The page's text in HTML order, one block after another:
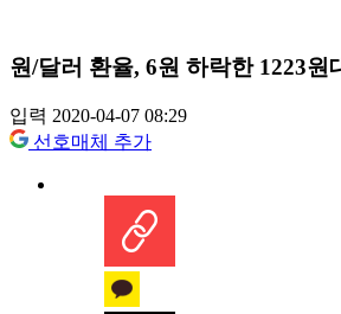
원/달러 환율, 6원 하락한 1223원
입력 2020-04-07 08:29
선호매체 추가